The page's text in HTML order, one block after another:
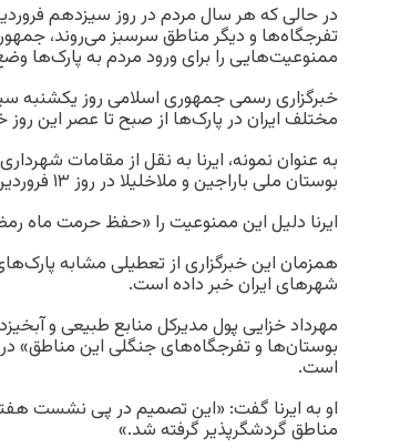
در حالی که هر سال مردم در روز سیزدهم
تفرجگاه‌ها و دیگر مناطق سرسبز می‌روند،
ممنوعیت‌هایی را برای ورود مردم به پارک‌ها
خبرگزاری رسمی جمهوری اسلامی روز یکشنبه
مختلف ایران در پارک‌ها از صبح تا عصر این روز
به عنوان نمونه، ایرنا به نقل از مقامات
بوستان ملی باراجین و ملاخلیلا در روز ۱۳ فروردین تا ساعت ۱۷تعطیل است.
ایرنا دلیل این ممنوعیت را «حفظ حرمت ماه
همزمان این خبرگزاری از تعطیلی مشابه
شهرهای ایران خبر داده است.
مهرداد خزایی پول مدیرکل منابع طبیعی و
بوستان‌ها و تفرجگاه‌های جنگلی این مناطق»
است.
او به ایرنا گفت: «این تصمیم در پی نشست
مناطق گردشگرپذیر گرفته شد.»